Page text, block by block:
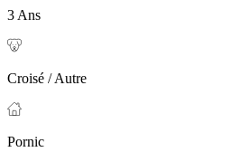
3 Ans
Croisé / Autre
Pornic